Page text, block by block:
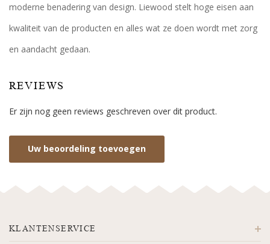
moderne benadering van design. Liewood stelt hoge eisen aan
kwaliteit van de producten en alles wat ze doen wordt met zorg
en aandacht gedaan.
REVIEWS
Er zijn nog geen reviews geschreven over dit product.
Uw beoordeling toevoegen
KLANTENSERVICE